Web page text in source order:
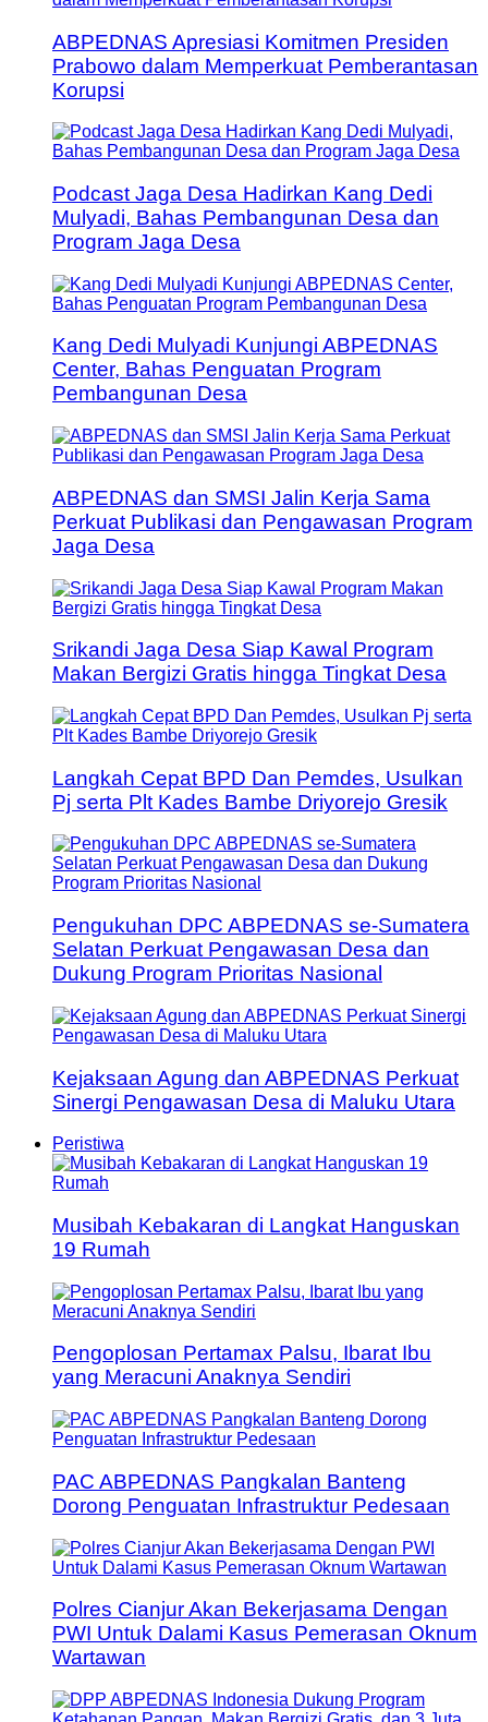
ABPEDNAS Apresiasi Komitmen Presiden
Prabowo dalam Memperkuat Pemberantasan
Korupsi
Podcast Jaga Desa Hadirkan Kang Dedi
Mulyadi, Bahas Pembangunan Desa dan
Program Jaga Desa
Kang Dedi Mulyadi Kunjungi ABPEDNAS
Center, Bahas Penguatan Program
Pembangunan Desa
ABPEDNAS dan SMSI Jalin Kerja Sama
Perkuat Publikasi dan Pengawasan Program
Jaga Desa
Srikandi Jaga Desa Siap Kawal Program
Makan Bergizi Gratis hingga Tingkat Desa
Langkah Cepat BPD Dan Pemdes, Usulkan
Pj serta Plt Kades Bambe Driyorejo Gresik
Pengukuhan DPC ABPEDNAS se-Sumatera
Selatan Perkuat Pengawasan Desa dan
Dukung Program Prioritas Nasional
Kejaksaan Agung dan ABPEDNAS Perkuat
Sinergi Pengawasan Desa di Maluku Utara
Peristiwa
Musibah Kebakaran di Langkat Hanguskan
19 Rumah
Pengoplosan Pertamax Palsu, Ibarat Ibu
yang Meracuni Anaknya Sendiri
PAC ABPEDNAS Pangkalan Banteng
Dorong Penguatan Infrastruktur Pedesaan
Polres Cianjur Akan Bekerjasama Dengan
PWI Untuk Dalami Kasus Pemerasan Oknum
Wartawan